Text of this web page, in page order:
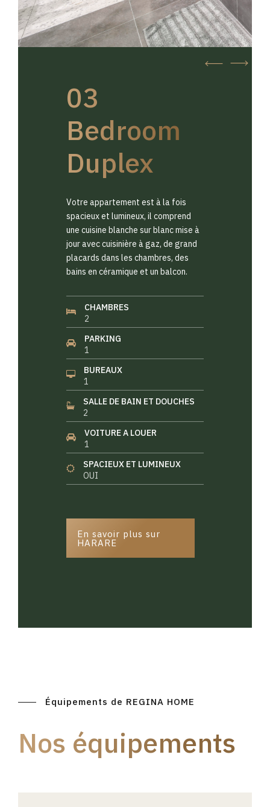
03
Bedroom
Duplex
Votre appartement est à la fois
spacieux et lumineux, il comprend
une cuisine blanche sur blanc mise à
jour avec cuisinière à gaz, de grand
placards dans les chambres, des
bains en céramique et un balcon.
CHAMBRES
2
PARKING
1
BUREAUX
1
SALLE DE BAIN ET DOUCHES
2
VOITURE A LOUER
1
SPACIEUX ET LUMINEUX
OUI
En savoir plus sur
HARARE
Équipements de REGINA HOME
Nos équipements